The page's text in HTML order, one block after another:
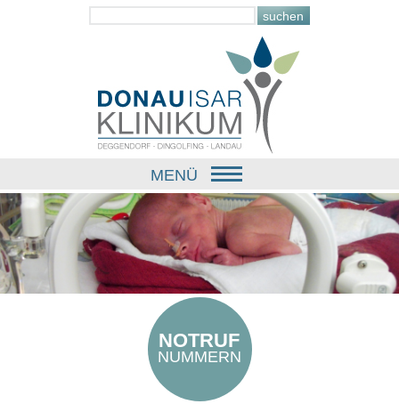
MENÜ
NOTRUF
NUMMERN